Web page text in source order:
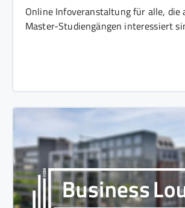
Online Infoveranstaltung für alle, die
Master-Studiengängen interessiert